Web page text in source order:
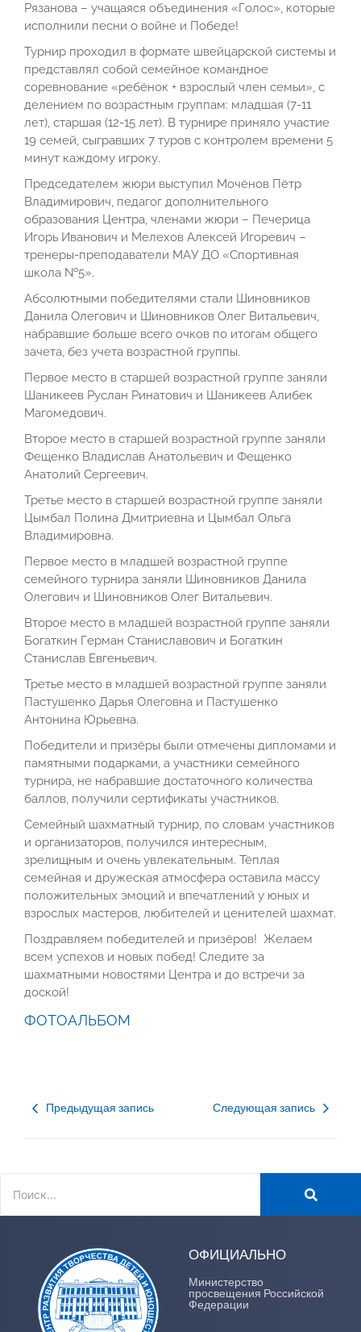
Рязанова – учащаяся объединения «Голос», которые
исполнили песни о войне и Победе!
Турнир проходил в формате швейцарской системы и
представлял собой семейное командное
соревнование «ребёнок + взрослый член семьи», с
делением по возрастным группам: младшая (7-11
лет), старшая (12-15 лет). В турнире приняло участие
19 семей, сыгравших 7 туров с контролем времени 5
минут каждому игроку.
Председателем жюри выступил Мочёнов Пётр
Владимирович, педагог дополнительного
образования Центра, членами жюри – Печерица
Игорь Иванович и Мелехов Алексей Игоревич –
тренеры-преподаватели МАУ ДО «Спортивная
школа №5».
Абсолютными победителями стали Шиновников
Данила Олегович и Шиновников Олег Витальевич,
набравшие больше всего очков по итогам общего
зачета, без учета возрастной группы.
Первое место в старшей возрастной группе заняли
Шаникеев Руслан Ринатович и Шаникеев Алибек
Магомедович.
Второе место в старшей возрастной группе заняли
Фещенко Владислав Анатольевич и Фещенко
Анатолий Сергеевич.
Третье место в старшей возрастной группе заняли
Цымбал Полина Дмитриевна и Цымбал Ольга
Владимировна.
Первое место в младшей возрастной группе
семейного турнира заняли Шиновников Данила
Олегович и Шиновников Олег Витальевич.
Второе место в младшей возрастной группе заняли
Богаткин Герман Станиславович и Богаткин
Станислав Евгеньевич.
Третье место в младшей возрастной группе заняли
Пастушенко Дарья Олеговна и Пастушенко
Антонина Юрьевна.
Победители и призёры были отмечены дипломами и
памятными подарками, а участники семейного
турнира, не набравшие достаточного количества
баллов, получили сертификаты участников.
Семейный шахматный турнир, по словам участников
и организаторов, получился интересным,
зрелищным и очень увлекательным. Тёплая
семейная и дружеская атмосфера оставила массу
положительных эмоций и впечатлений у юных и
взрослых мастеров, любителей и ценителей шахмат.
Поздравляем победителей и призёров! Желаем
всем успехов и новых побед! Следите за
шахматными новостями Центра и до встречи за
доской!
ФОТОАЛЬБОМ
Предыдущая запись Следующая запись
ОФИЦИАЛЬНО
Министерство
просвещения Российской
Федерации